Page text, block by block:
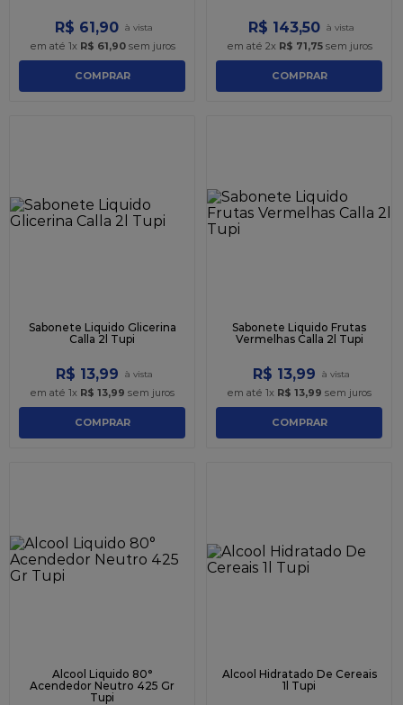
R$ 61,90
em até 1x R$ 61,90sem juros
COMPRAR
R$ 143,50
em até 2x R$ 71,75sem juros
COMPRAR
Sabonete Liquido Glicerina
Calla 2l Tupi
R$ 13,99
em até 1x R$ 13,99 sem juros
COMPRAR
Sabonete Liquido Frutas
Vermelhas Calla 2l Tupi
R$ 13,99
em até 1x R$ 13,99 sem juros
COMPRAR
Alcool Liquido 80°
Acendedor Neutro 425 Gr
Tupi
Alcool Hidratado De Cereais
1l Tupi